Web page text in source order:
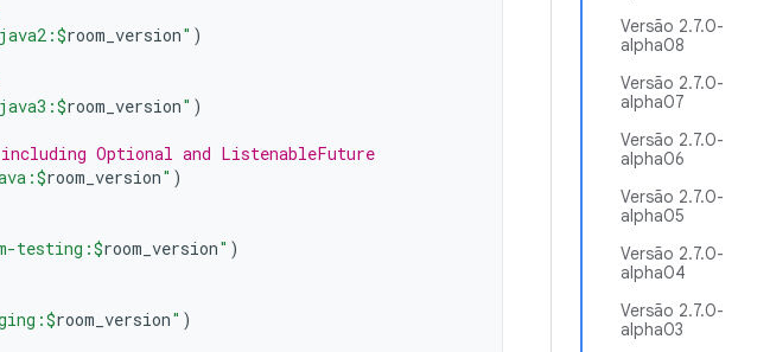
Versão 2.7.0-
alpha08
Versão 2.7.0-
alpha07
Versão 2.7.0-
alpha06
Versão 2.7.0-
alpha05
Versão 2.7.0-
alpha04
Versão 2.7.0-
alpha03
$room_version" )
$room_version" )
Optional and ListenableFuture
$room_version" )
testing:$room_version" )
$room_version" )